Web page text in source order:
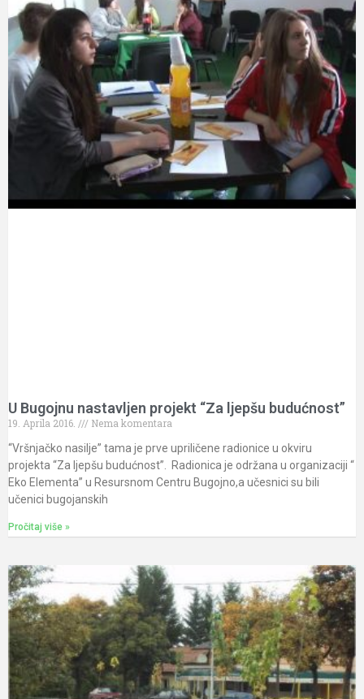
U Bugojnu nastavljen projekt “Za ljepšu budućnost”
19. Aprila 2016.
Nema komentara
“Vršnjačko nasilje” tama je prve upriličene radionice u okviru
projekta “Za ljepšu budućnost”. Radionica je održana u organizaciji “
Eko Elementa” u Resursnom Centru Bugojno,a učesnici su bili
učenici bugojanskih
Pročitaj više »